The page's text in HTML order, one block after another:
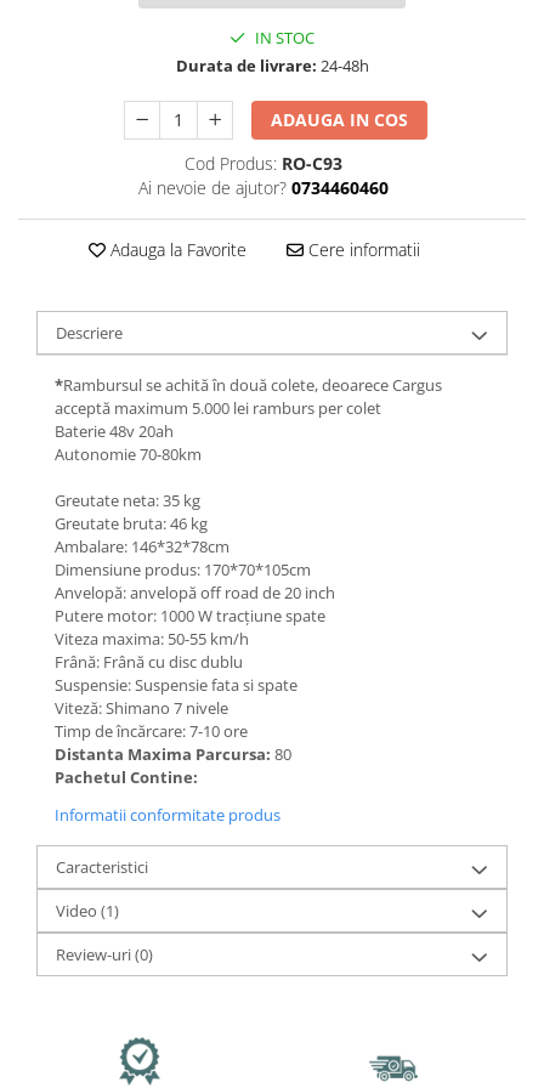
Acceleratoare & comenzi
Display-uri / ecrane
Senzori Hall
Baterii
Controlere & Conversoare DC/DC
Încărcătoare
Prize de încărcare
Cabluri pentru baterii
Localizatoare GPS
Mecanică
Furci / mânere principale &
secundare
Pliere, pasadores & tije
Crickuri / suporturi parcare
Suspensii & amortizoare
Rulmenți
Transmisii & lanțuri
Frâne
Discuri de frana
Plăcuțe de frână
Etrieri
Cabluri de frână
IN STOC
Durata de livrare: 24-48h
ADAUGA IN COS
Cod Produs: RO-C93
Ai nevoie de ajutor? 0734460460
Adauga la Favorite Cere informatii
Descriere
*Rambursul se achită în două colete, deoarece Cargus
acceptă maximum 5.000 lei ramburs per colet
Baterie 48v 20ah
Autonomie 70-80km
Greutate neta: 35 kg
Greutate bruta: 46 kg
Ambalare: 146*32*78cm
Dimensiune produs: 170*70*105cm
Anvelopă: anvelopă off road de 20 inch
Putere motor: 1000 W tracțiune spate
Viteza maxima: 50-55 km/h
Frână: Frână cu disc dublu
Suspensie: Suspensie fata si spate
Viteză: Shimano 7 nivele
Timp de încărcare: 7-10 ore
Distanta Maxima Parcursa: 80
Pachetul Contine:
Informatii conformitate produs
Caracteristici
Video (1)
Review-uri(0)